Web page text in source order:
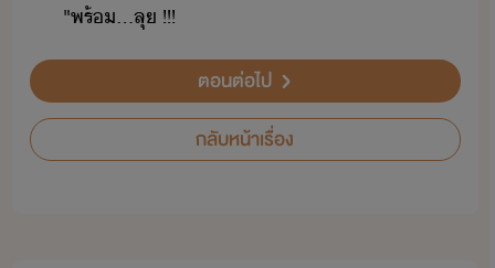
"​พร้​...​ลุ​ ​!​!​!
ตอนต่อไป
กลับหน้าเรื่อง